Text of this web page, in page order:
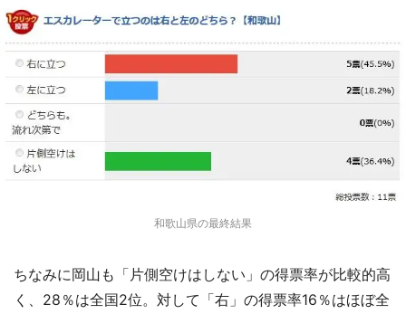
和歌山県の最終結果
ちなみに岡山も「片側空けはしない」の得票率が比較的高
く、28％は全国2位。対して「右」の得票率16％はほぼ全